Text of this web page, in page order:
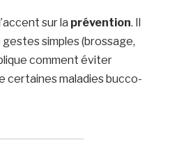
sur la prévention. Il
simples (brossage,
comment éviter
certaines maladies bucco-